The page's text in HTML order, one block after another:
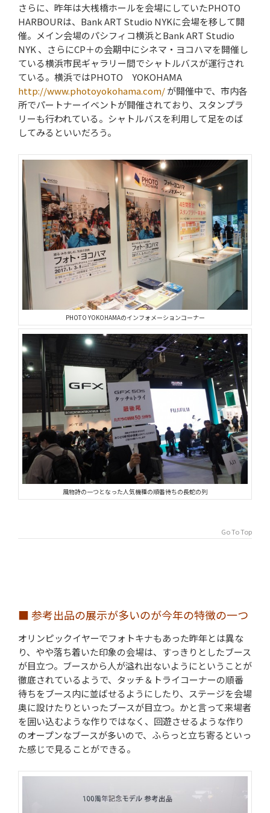
さらに、昨年は大桟橋ホールを会場にしていたPHOTO
HARBOURは、Bank ART Studio NYKに会場を移して開
催。メイン会場のパシフィコ横浜とBank ART Studio
NYK 、さらにCP＋の会期中にシネマ・ヨコハマを開催し
ている横浜市民ギャラリー間でシャトルバスが運行され
ている。横浜ではPHOTO YOKOHAMA
http://www.photoyokohama.com/が開催中で、市内各
所でパートナーイベントが開催されており、スタンプラ
リーも行われている。シャトルバスを利用して足をのば
してみるといいだろう。
PHOTO YOKOHAMAのインフォメーションコーナー
風物詩の一つとなった人気機種の順番待ちの長蛇の列
Go To Top
■ 参考出品の展示が多いのが今年の特徴の一つ
オリンピックイヤーでフォトキナもあった昨年とは異な
り、やや落ち着いた印象の会場は、すっきりとしたブース
が目立つ。ブースから人が溢れ出ないようにということが
徹底されているようで、タッチ＆トライコーナーの順番
待ちをブース内に並ばせるようにしたり、ステージを会場
奥に設けたりといったブースが目立つ。かと言って来場者
を囲い込むような作りではなく、回遊させるような作り
のオープンなブースが多いので、ふらっと立ち寄るといっ
た感じで見ることができる。